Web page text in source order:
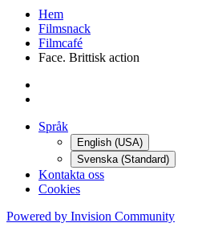
Hem
Filmsnack
Filmcafé
Face. Brittisk action
Språk
English (USA)
Svenska (Standard)
Kontakta oss
Cookies
Powered by Invision Community